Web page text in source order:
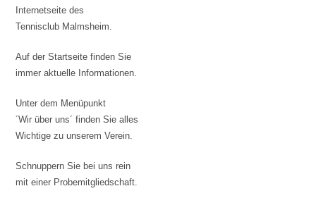
Internetseite des
Tennisclub Malmsheim.
Auf der Startseite finden Sie
immer aktuelle Informationen.
Unter dem Menüpunkt
´Wir über uns´ finden Sie alles
Wichtige zu unserem Verein.
Schnuppern Sie bei uns rein
mit einer Probemitgliedschaft.